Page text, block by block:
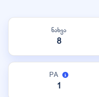
ნახვა
8
PA
1